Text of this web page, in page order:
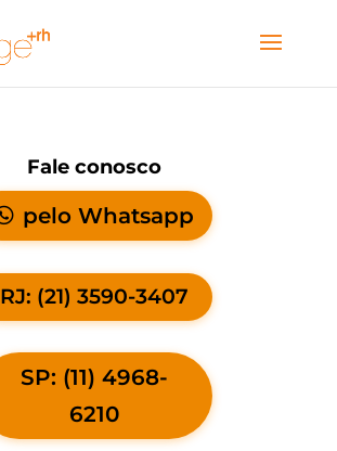
Fale conosco
pelo Whatsapp
RJ: (21) 3590-3407
SP: (11) 4968-
6210